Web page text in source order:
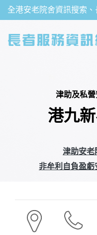
全港安老院舍資訊搜索、
津助及私
港九
津助安老
非牟利自負盈虧